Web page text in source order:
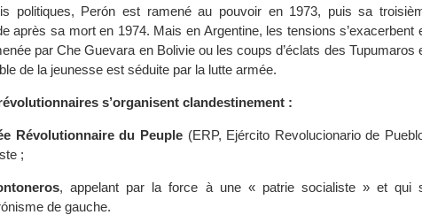
politiques, Perón est ramené au pouvoir en 1973, puis sa
après sa mort en 1974. Mais en Argentine, les tensions s’exacerbent
par Che Guevara en Bolivie ou les coups d’éclats des Tupumaros
de la jeunesse est séduite par la lutte armée.
s’organisent clandestinement :
Révolutionnaire du Peuple (ERP, Ejército Revolucionario de
;
, appelant par la force à une « patrie socialiste » et qui
de gauche.